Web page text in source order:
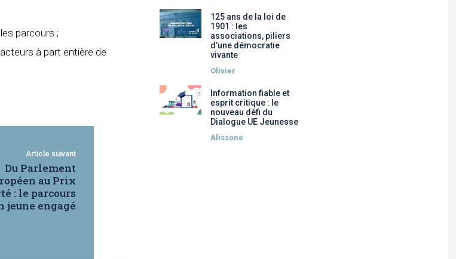
parcours ;
à part entière de
Article suivant
Du Parlement
au Prix
: le parcours
jeune engagé
125 ans de la loi de
1901 : les
associations, piliers
d’une démocratie
vivante
Olivier
Information fiable et
esprit critique : le
nouveau défi du
Dialogue UE Jeunesse
Alissone